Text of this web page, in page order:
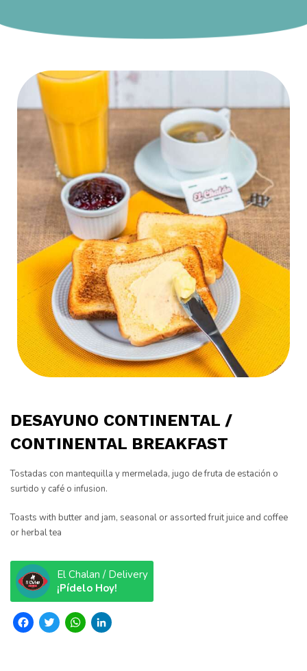
DESAYUNO CONTINENTAL /
CONTINENTAL BREAKFAST
Tostadas con mantequilla y mermelada, jugo de fruta de estación o
surtido y café o infusion.
Toasts with butter and jam, seasonal or assorted fruit juice and coffee
or herbal tea
El Chalan / Delivery
¡Pídelo Hoy!
Facebook
TwitterWhatsApp